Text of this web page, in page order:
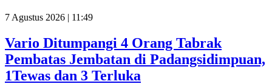
7 Agustus 2026 | 11:49
Vario Ditumpangi 4 Orang Tabrak
Pembatas Jembatan di Padangsidimpuan,
1Tewas dan 3 Terluka